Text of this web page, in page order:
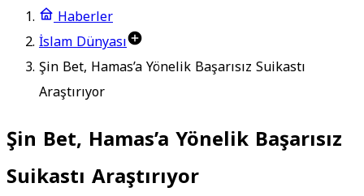
Haberler
İslam Dünyası
Şin Bet, Hamas’a Yönelik Başarısız Suikastı
Araştırıyor
Şin Bet, Hamas’a Yönelik Başarısız
Suikastı Araştırıyor